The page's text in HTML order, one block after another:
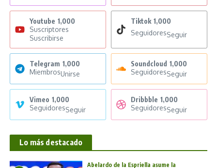
Youtube 1,000
Suscriptores
Suscribirse
Tiktok 1,000
SeguidoresSeguir
Telegram 1,000
MiembrosUnirse
Soundcloud 1,000
SeguidoresSeguir
Vimeo 1,000
SeguidoresSeguir
Dribbble 1,000
SeguidoresSeguir
Lo más destacado
Abelardo de la Espriella asume la